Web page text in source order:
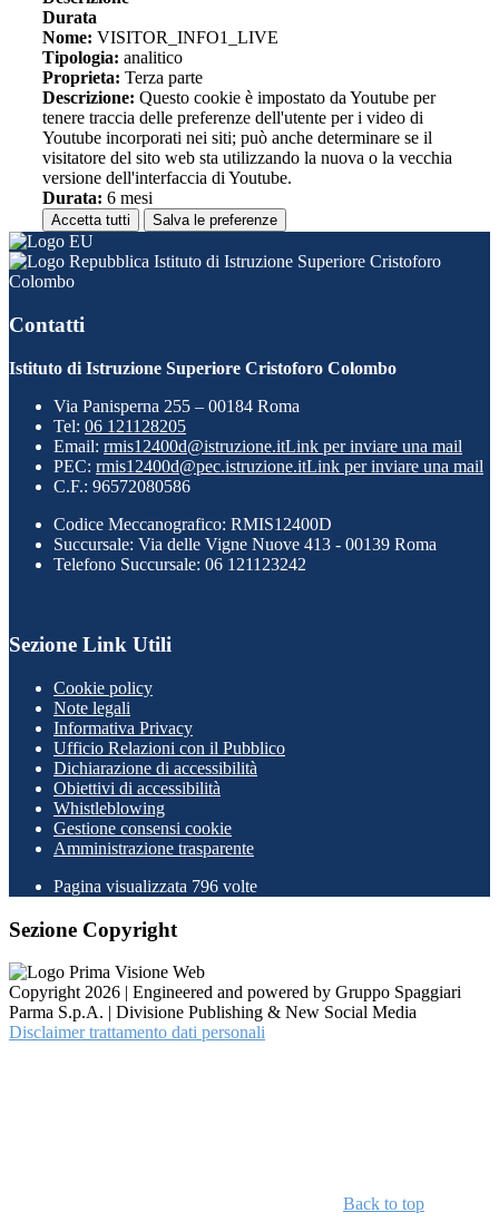
Durata
Nome: VISITOR_INFO1_LIVE
Tipologia: analitico
Proprieta: Terza parte
Descrizione: Questo cookie è impostato da Youtube per
tenere traccia delle preferenze dell'utente per i video di
Youtube incorporati nei siti; può anche determinare se il
visitatore del sito web sta utilizzando la nuova o la vecchia
versione dell'interfaccia di Youtube.
Durata: 6 mesi
Accetta tutti Salva le preferenze
Istituto di Istruzione Superiore Cristoforo
Colombo
Contatti
Istituto di Istruzione Superiore Cristoforo Colombo
Via Panisperna 255 – 00184 Roma
Tel: 06 121128205
Email: rmis12400d@istruzione.itLink per inviare una mail
PEC: rmis12400d@pec.istruzione.itLink per inviare una mail
C.F.: 96572080586
Codice Meccanografico: RMIS12400D
Succursale: Via delle Vigne Nuove 413 - 00139 Roma
Telefono Succursale: 06 121123242
Sezione Link Utili
Cookie policy
Note legali
Informativa Privacy
Ufficio Relazioni con il Pubblico
Dichiarazione di accessibilità
Obiettivi di accessibilità
Whistleblowing
Gestione consensi cookie
Amministrazione trasparente
Pagina visualizzata 796 volte
Sezione Copyright
Copyright 2026 | Engineered and powered by Gruppo Spaggiari
Parma S.p.A. | Divisione Publishing & New Social Media
Disclaimer trattamento dati personali
Back to top